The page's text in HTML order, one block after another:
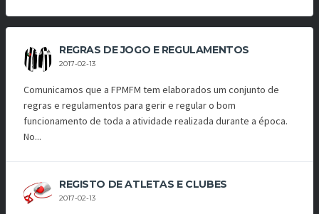
REGRAS DE JOGO E REGULAMENTOS
2017-02-13
Comunicamos que a FPMFM tem elaborados um conjunto de
regras e regulamentos para gerir e regular o bom
funcionamento de toda a atividade realizada durante a época.
No...
REGISTO DE ATLETAS E CLUBES
2017-02-13